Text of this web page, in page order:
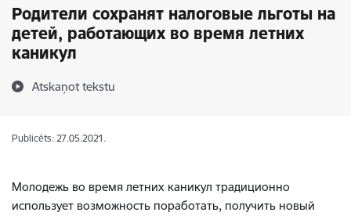
Родители сохранят налоговые льготы на
детей, работающих во время летних
каникул
Atskaņot tekstu
Publicēts: 27.05.2021.
Молодежь во время летних каникул традиционно
использует возможность поработать, получить новый